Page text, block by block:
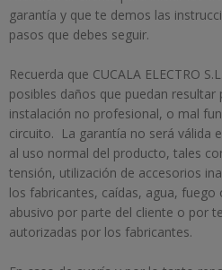
garantía y que te demos las
pasos que debes seguir.
Recuerda que CUCALA ELECTRO
posibles daños que puedan
instalación no profesional, o mal
circuito. La garantía no será válida
al uso normal del producto, tales
tensión, utilización de accesorios
los fabricantes, caídas, agua,
abusivo por parte del cliente o por
autorizadas por los fabricantes.